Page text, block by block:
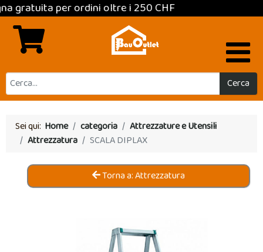
per ordini oltre i 250 CHF
Cerca
Sei qui: Home categoria
Attrezzature e Utensili
Attrezzatura
SCALA DIPLAX
Torna a: Attrezzatura